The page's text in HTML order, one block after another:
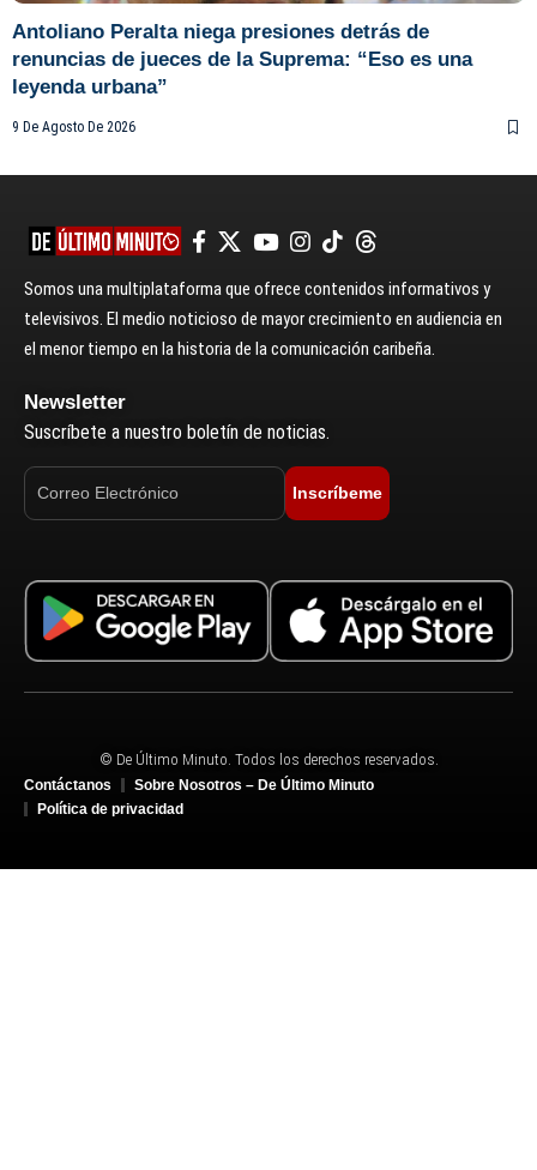
Antoliano Peralta niega presiones detrás de
renuncias de jueces de la Suprema: “Eso es una
leyenda urbana”
9 De Agosto De 2026
Somos una multiplataforma que ofrece contenidos informativos y
televisivos. El medio noticioso de mayor crecimiento en audiencia en
el menor tiempo en la historia de la comunicación caribeña.
Newsletter
Suscríbete a nuestro boletín de noticias.
Inscríbeme
© De Último Minuto. Todos los derechos reservados.
Contáctanos
Sobre Nosotros – De Último Minuto
Política de privacidad